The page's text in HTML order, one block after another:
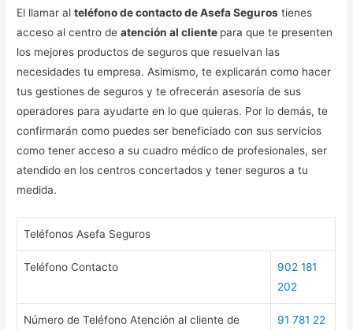
El llamar alteléfono de contacto de Asefa Seguros tienes
acceso al centro deatención al cliente para que te presenten
los mejores productos de seguros que resuelvan las
necesidades tu empresa. Asimismo, te explicarán como hacer
tus gestiones de seguros y te ofrecerán asesoría de sus
operadores para ayudarte en lo que quieras. Por lo demás, te
confirmarán como puedes ser beneficiado con sus servicios
como tener acceso a su cuadro médico de profesionales, ser
atendido en los centros concertados y tener seguros a tu
medida.
Teléfonos Asefa Seguros
Teléfono Contacto
902 181
202
Número de Teléfono Atención al cliente de
91 781 22